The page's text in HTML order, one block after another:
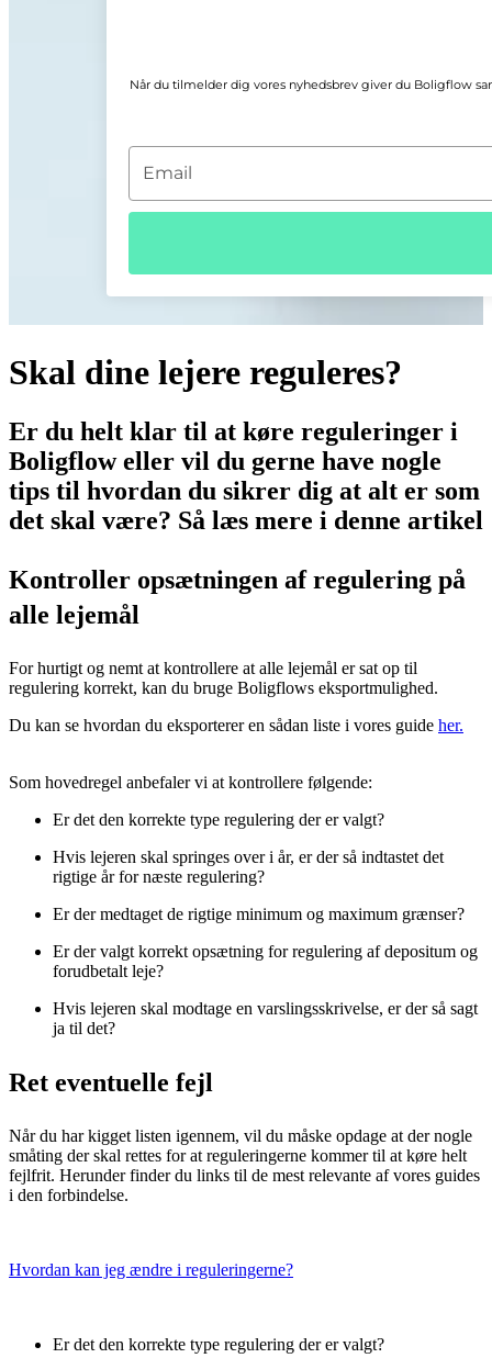
Skal dine lejere reguleres?
Er du helt klar til at køre reguleringer i
Boligflow eller vil du gerne have nogle
tips til hvordan du sikrer dig at alt er som
det skal være? Så læs mere i denne artikel
Kontroller opsætningen af regulering på
alle lejemål
For hurtigt og nemt at kontrollere at alle lejemål er sat op til
regulering korrekt, kan du bruge Boligflows eksportmulighed.
Du kan se hvordan du eksporterer en sådan liste i vores guide her.
Som hovedregel anbefaler vi at kontrollere følgende:
Er det den korrekte type regulering der er valgt?
Hvis lejeren skal springes over i år, er der så indtastet det
rigtige år for næste regulering?
Er der medtaget de rigtige minimum og maximum grænser?
Er der valgt korrekt opsætning for regulering af depositum og
forudbetalt leje?
Hvis lejeren skal modtage en varslingsskrivelse, er der så sagt
ja til det?
Ret eventuelle fejl
Når du har kigget listen igennem, vil du måske opdage at der nogle
småting der skal rettes for at reguleringerne kommer til at køre helt
fejlfrit. Herunder finder du links til de mest relevante af vores guides
i den forbindelse.
Hvordan kan jeg ændre i reguleringerne?
Er det den korrekte type regulering der er valgt?
Når du tilmelder dig vores nyhedsbrev giver du Boligflow
p
o
u
r
m
i
l